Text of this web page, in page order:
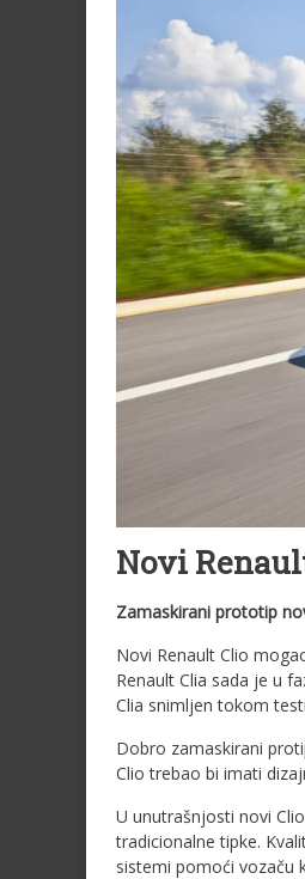
Novi
Zamaskirani prototip
Novi Renault Clio
Renault Clia sada je u
Clia snimljen tokom
Dobro zamaskirani
Clio trebao bi imati
U unutrašnjosti novi
tradicionalne tipke.
sistemi pomoći vozaču